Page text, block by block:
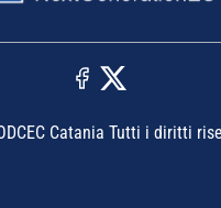
Catania Tutti i diritti